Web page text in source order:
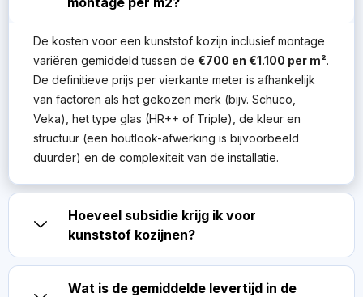
De kosten voor een kunststof kozijn inclusief montage
variëren gemiddeld tussen de €700 en €1.100 per m².
De definitieve prijs per vierkante meter is afhankelijk
van factoren als het gekozen merk (bijv. Schüco,
Veka), het type glas (HR++ of Triple), de kleur en
structuur (een houtlook-afwerking is bijvoorbeeld
duurder) en de complexiteit van de installatie.
Hoeveel subsidie krijg ik voor
kunststof kozijnen?
Wat is de gemiddelde levertijd in de